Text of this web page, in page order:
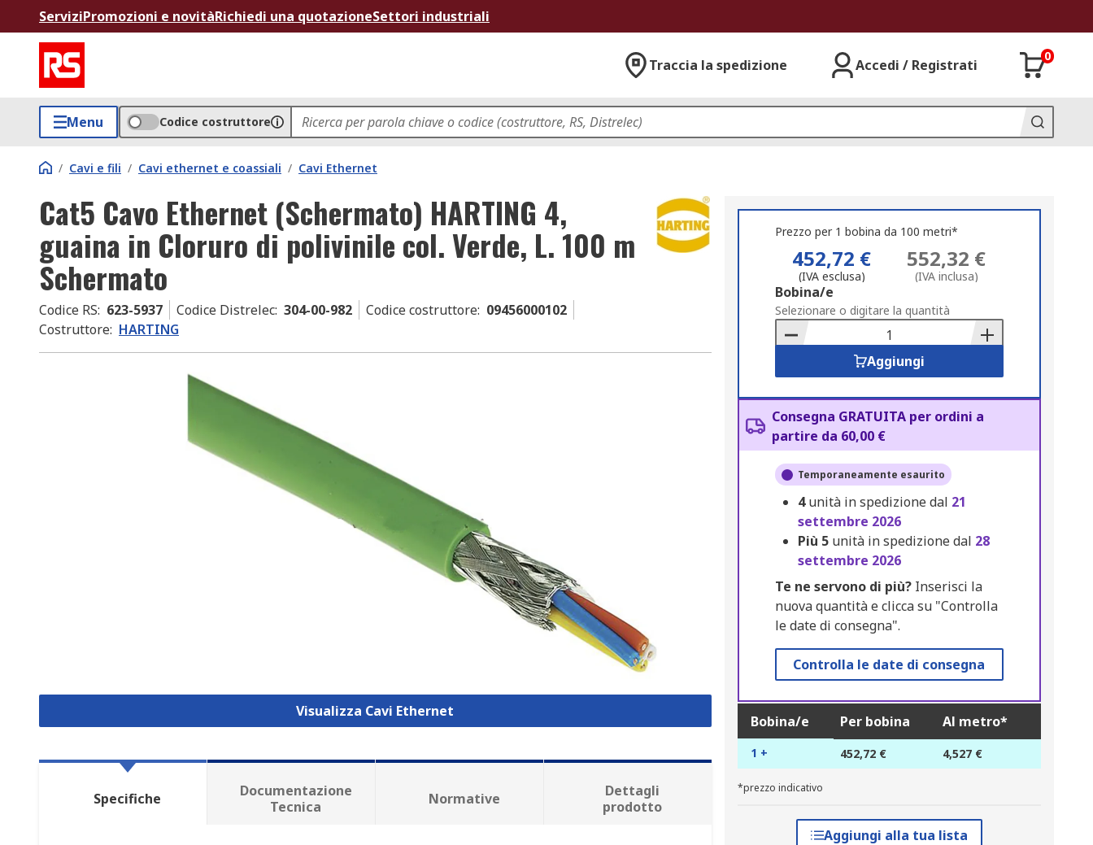
ServiziPromozioni e novitàRichiedi una quotazioneSettori industriali
Traccia la spedizione Accedi / Registrati
0
Menu Codice costruttore
/ Cavi e fili / Cavi ethernet e coassiali / Cavi Ethernet
Cat5 Cavo Ethernet (Schermato) HARTING 4,
guaina in Cloruro di polivinile col. Verde, L. 100 m
Schermato
Codice RS: 623-5937 Codice Distrelec: 304-00-982 Codice costruttore: 09456000102
Costruttore: HARTING
Visualizza Cavi Ethernet
Prezzo per 1 bobina da 100 metri*
452,72 €
(IVA esclusa)
552,32 €
(IVA inclusa)
Add
to
Basket
Bobina/e
Selezionare o digitare la quantità
Aggiungi
Consegna GRATUITA per ordini a
partire da 60,00 €
Temporaneamente esaurito
4unità in spedizione dal 21
settembre 2026
Più 5 unità in spedizione dal 28
settembre 2026
Te ne servono di più?Inserisci la
nuova quantità e clicca su "Controlla
le date di consegna".
Controlla le date di consegna
Bobina/e Per bobina Al metro*
1 + 452,72 € 4,527 €
*prezzo indicativo
Aggiungi alla tua lista
Specifiche
Documentazione
Tecnica
Normative
Dettagli
prodotto